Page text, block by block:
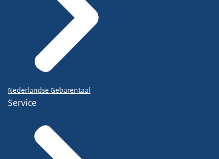
Nederlandse Gebarentaal
Service